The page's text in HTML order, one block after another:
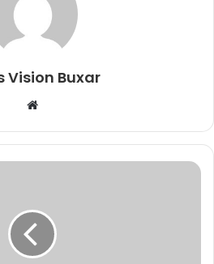
Vision Buxar
b
s